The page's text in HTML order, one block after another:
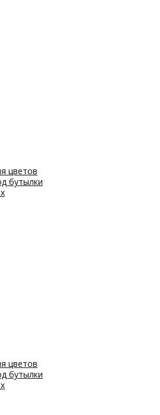
цветов
бутылки
цветов
бутылки